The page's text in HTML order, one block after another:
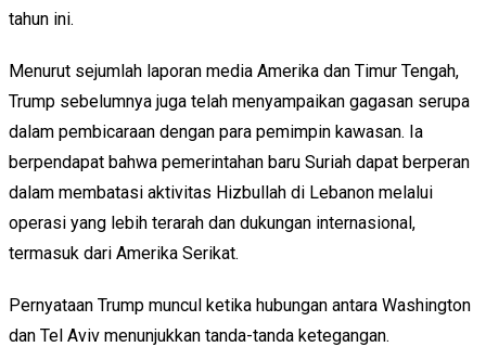
tahun ini.
Menurut sejumlah laporan media Amerika dan Timur Tengah,
Trump sebelumnya juga telah menyampaikan gagasan serupa
dalam pembicaraan dengan para pemimpin kawasan. Ia
berpendapat bahwa pemerintahan baru Suriah dapat berperan
dalam membatasi aktivitas Hizbullah di Lebanon melalui
operasi yang lebih terarah dan dukungan internasional,
termasuk dari Amerika Serikat.
Pernyataan Trump muncul ketika hubungan antara Washington
dan Tel Aviv menunjukkan tanda-tanda ketegangan.